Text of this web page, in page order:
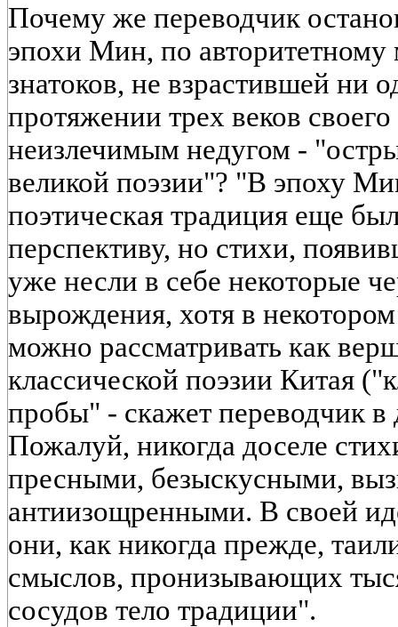
Почему же переводчик
эпохи Мин, по
знатоков, не взрастившей ни
протяжении трех веков
неизлечимым недугом -
великой поэзии"? "В эпоху
поэтическая традиция еще
перспективу, но стихи,
уже несли в себе некоторые
вырождения, хотя в
можно рассматривать как
классической поэзии Китая
пробы" - скажет переводчик
Пожалуй, никогда доселе
пресными, безыскусными,
антиизощренными. В своей
они, как никогда прежде,
смыслов, пронизывающих
сосудов тело традиции".